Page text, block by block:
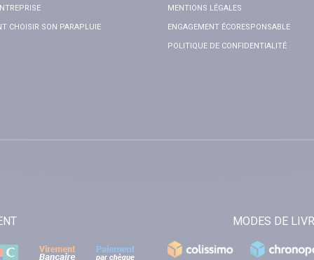
CHOISIR SON PARAPLUIE
MENTIONS LÉGALES
ENGAGEMENT ÉCORESPONSABLE
POLITIQUE DE CONFIDENTIALITÉ
MODES DE